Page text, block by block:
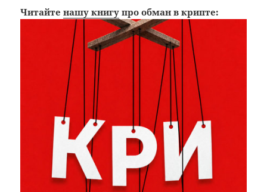
Читайтенашу книгу про обман в крипте: